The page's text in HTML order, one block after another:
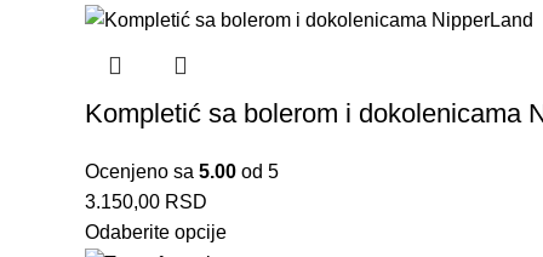
Kompletić sa bolerom i dokolenicama
Ocenjeno sa 5.00 od 5
3.150,00 RSD
Odaberite opcije